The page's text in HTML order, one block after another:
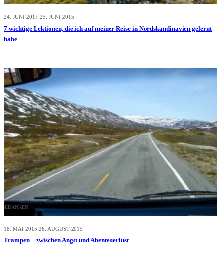
24. JUNI 2015 25. JUNI 2015
7 wichtige Lektionen, die ich auf meiner Reise in Nordskandinavien gelernt
habe
GEDANKEN
18. MAI 2015 26. AUGUST 2015
Trampen – zwischen Angst und Abenteuerlust